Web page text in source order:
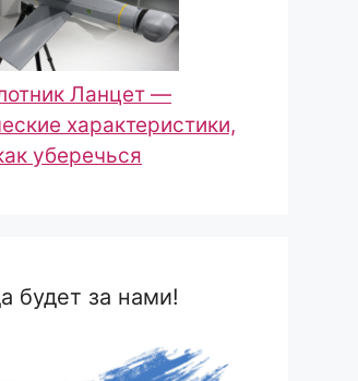
Ланцет —
характеристики,
уберечься
будет за нами!